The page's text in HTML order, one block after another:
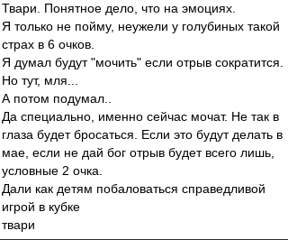
Твари. Понятное дело, что на эмоциях.
Я только не пойму, неужели у голубиных такой
страх в 6 очков.
Я думал будут "мочить" если отрыв сократится.
Но тут, мля...
А потом подумал..
Да специально, именно сейчас мочат. Не так в
глаза будет бросаться. Если это будут делать в
мае, если не дай бог отрыв будет всего лишь,
условные 2 очка.
Дали как детям побаловаться справедливой
игрой в кубке
твари